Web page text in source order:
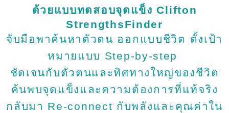
ด้วยแบบทดสอบจุดแข็ง Clifton
StrengthsFinder
จับมือพาค้นหาตัวตน ออกแบบชีวิต ตั้งเป้า
หมายแบบ Step-by-step
ชัดเจนกับตัวตนและทิศทางใหญ่ของชีวิต
ค้นพบจุดแข็งและความต้องการที่แท้จริง
กลับมา Re-connect กับพลังและคุณค่าใน